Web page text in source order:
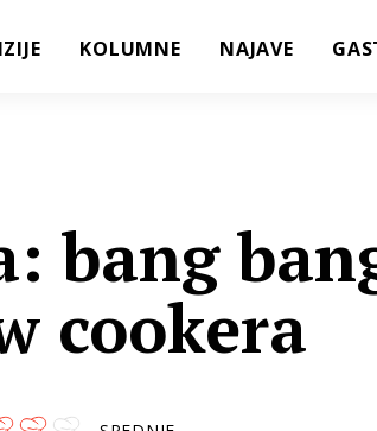
KOLUMNE NAJAVE
bang
cookera